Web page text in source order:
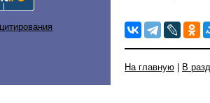
На главную | В